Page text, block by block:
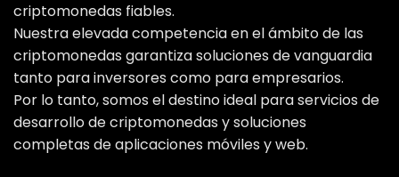
criptomonedas fiables.
Nuestra elevada competencia en el ámbito de las
criptomonedas garantiza soluciones de vanguardia
tanto para inversores como para empresarios.
Por lo tanto, somos el destino ideal para servicios de
desarrollo de criptomonedas y soluciones
completas de aplicaciones móviles y web.